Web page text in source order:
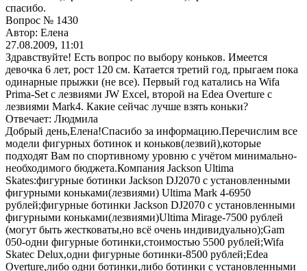
спасибо.
Вопрос № 1430
Автор: Елена
27.08.2009, 11:01
Здравствуйте! Есть вопрос по выбору коньков. Имеется
девочка 6 лет, рост 120 см. Катается третий год, прыгаем пока
одинарные прыжки (не все). Первый год катались на Wifa
Prima-Set с лезвиями JW Excel, второй на Edea Overture с
лезвиями Mark4. Какие сейчас лучше взять коньки?
Отвечает: Людмила
Добрый день,Елена!Спасибо за информацию.Перечислим все
модели фигурных ботинок и коньков(лезвий),которые
подходят Вам по спортивному уровню с учётом минимально-
необходимого бюджета.Компания Jackson Ultima
Skates:фигурные ботинки Jackson DJ2070 с установленными
фигурными коньками(лезвиями) Ultima Mark 4-6950
рублей;фигурные ботинки Jackson DJ2070 с установленными
фигурными коньками(лезвиями)Ultima Mirage-7500 рублей
(могут быть жестковаты,но всё очень индивидуально);Gam
050-одни фигурные ботинки,стоимостью 5500 рублей;Wifa
Skatec Delux,одни фигурные ботинки-8500 рублей;Edea
Overture,либо одни ботинки,либо ботинки с установленными